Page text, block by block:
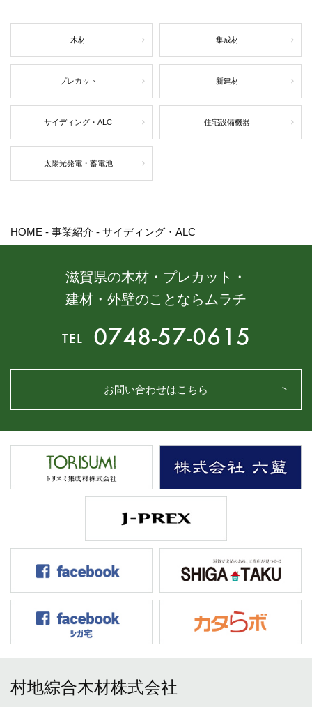
木材 集成材
プレカット 新建材
サイディング・ALC 住宅設備機器
太陽光発電・蓄電池
HOME - 事業紹介 - サイディング・ALC
滋賀県の木材・プレカット・
建材・外壁のことならムラチ
TEL 0748-57-0615
お問い合わせはこちら
村地綜合木材株式会社